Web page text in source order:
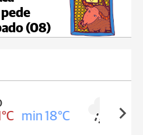
(08)
20°C min 18°C